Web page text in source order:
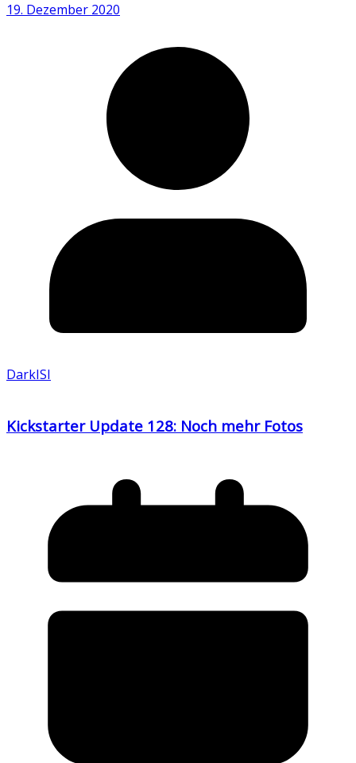
19. Dezember 2020
DarkISI
Kickstarter Update 128: Noch mehr Fotos